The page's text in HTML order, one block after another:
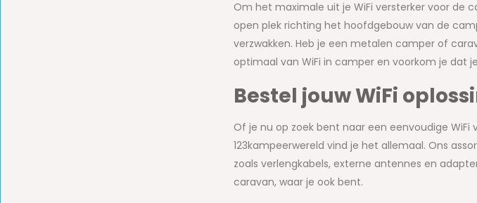
Om het maximale uit je WiFi versterker voor de
open plek richting het hoofdgebouw van de
verzwakken. Heb je een metalen camper of
optimaal van WiFi in camper en voorkom je dat
Bestel jouw WiFi
Of je nu op zoek bent naar een eenvoudige
123kampeerwereld vind je het allemaal. Ons
zoals verlengkabels, externe antennes en
caravan, waar je ook bent.